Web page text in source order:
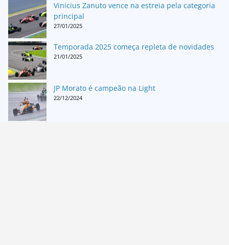
Vinicius Zanuto vence na estreia pela categoria
principal
27/01/2025
Temporada 2025 começa repleta de novidades
21/01/2025
JP Morato é campeão na Light
22/12/2024